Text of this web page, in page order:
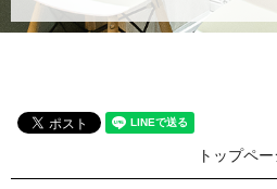
トップペー